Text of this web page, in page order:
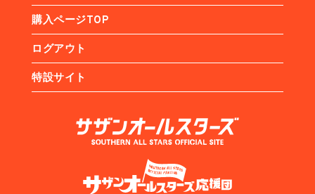
購入ページTOP
ログアウト
特設サイト